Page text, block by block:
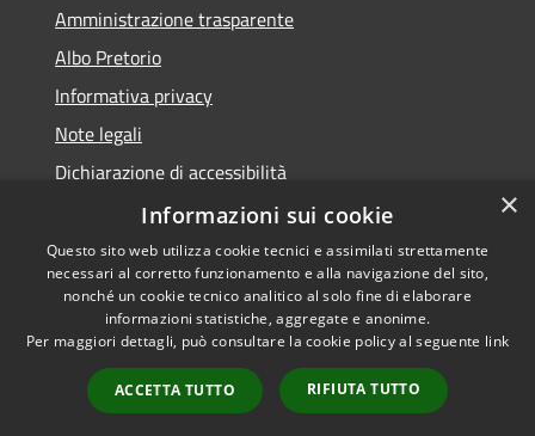
Amministrazione trasparente
Albo Pretorio
Informativa privacy
Note legali
Dichiarazione di accessibilità
Dichiarazione di accessibilità dal 2025
RSS
Accessibilità
Copyright © 2026 • Comune di
Gessate • Powered by
Municipium•
Accesso
redazione
×
Informazioni sui cookie
Questo sito web utilizza cookie tecnici e assimilati strettamente
necessari al corretto funzionamento e alla navigazione del sito,
nonché un cookie tecnico analitico al solo fine di elaborare
informazioni statistiche, aggregate e anonime.
Per maggiori dettagli, può consultare la cookie policy al seguente link
ACCETTA TUTTO RIFIUTA TUTTO